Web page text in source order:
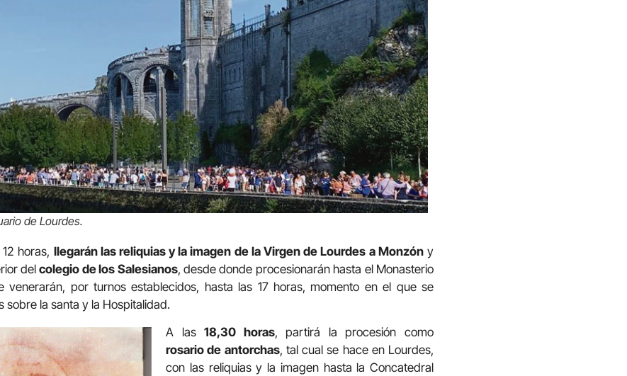
de Lourdes.
horas, llegarán las reliquias y la imagen de la Virgen de Lourdes a Monzóny
delcolegio de los Salesianos, desde donde procesionarán hasta el Monasterio
por turnos establecidos, hasta las 17 horas, momento en el que se
sobre la santa y la Hospitalidad.
A las18,30 horas, partirá la procesión como
rosario de antorchas, tal cual se hace en Lourdes,
con las reliquias y la imagen hasta la Concatedral